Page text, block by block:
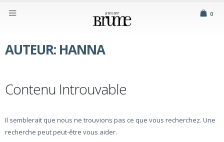
0
AUTEUR: HANNA
Contenu Introuvable
Il semblerait que nous ne trouvions pas ce que vous recherchez. Une
recherche peut peut-être vous aider.